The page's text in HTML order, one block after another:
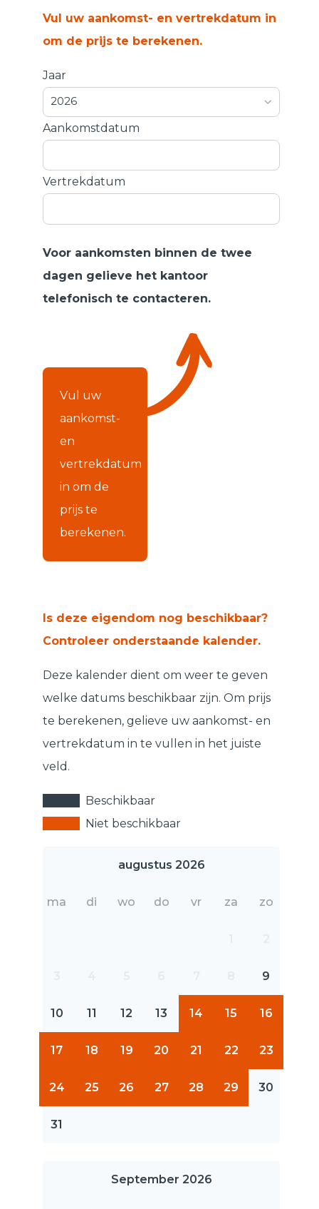
Vul uw aankomst- en vertrekdatum in
om de prijs te berekenen.
Jaar
2026
Aankomstdatum
Vertrekdatum
Voor aankomsten binnen de twee
dagen gelieve het kantoor
telefonisch te contacteren.
Vul uw
aankomst-
en
vertrekdatum
in om de
prijs te
berekenen.
Is deze eigendom nog beschikbaar?
Controleer onderstaande kalender.
Deze kalender dient om weer te geven
welke datums beschikbaar zijn. Om prijs
te berekenen, gelieve uw aankomst- en
vertrekdatum in te vullen in het juiste
veld.
Beschikbaar
Niet beschikbaar
augustus 2026
ma di wo do vr za zo
9
10 11 12 13 14 15 16
17 18 19 20 21 22 23
24 25 26 27 28 29 30
31
September 2026